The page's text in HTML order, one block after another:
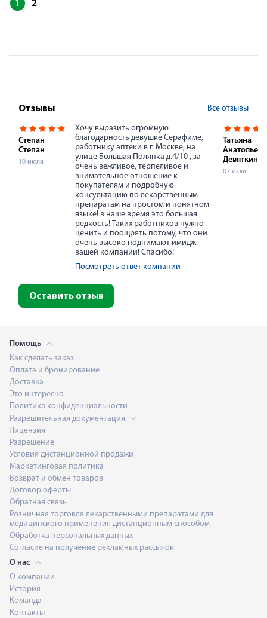
1 2
Отзывы Все отзывы
Степан
Степан
10 июля
Хочу выразить огромную
благодарность девушке Серафиме,
работнику аптеки в г. Москве, на
улице Большая Полянка д.4/10 , за
очень вежливое, терпеливое и
внимательное отношение к
покупателям и подробную
консультацию по лекарственным
препаратам на простом и понятном
языке! в наше время это большая
редкость! Таких работников нужно
ценить и поощрять потому, что они
очень высоко поднимают имидж
вашей компании! Спасибо!
Посмотреть ответ компании
Татьяна
Девяткина
07 июля
Оставить отзыв
Помощь
Как сделать заказ
Оплата и бронирование
Доставка
Это интересно
Политика конфиденциальности
Разрешительная документация
Лицензия
Разрешение
Условия дистанционной продажи
Маркетинговая политика
Возврат и обмен товаров
Договор оферты
Обратная связь
Розничная торговля лекарственными препаратами для
медицинского применения дистанционным способом
Обработка персональных данных
Согласие на получение рекламных рассылок
О нас
О компании
История
Команда
Контакты